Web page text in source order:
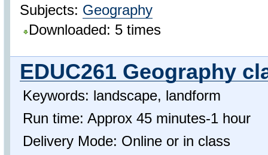
Subjects: Geography
Downloaded: 5 times
EDUC261 Geography
Keywords: landscape, landform
Run time: Approx 45 minutes-1 hour
Delivery Mode: Online or in class